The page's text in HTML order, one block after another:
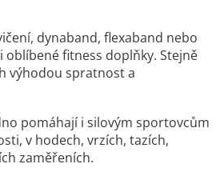
a
c
í
p
v
k
y
v
á
n
dynaband, flexaband nebo
fitness doplňky. Stejně
výhodou spratnost a
pomáhají i silovým sportovcům
v hodech, vrzích, tazích,
zaměřeních.